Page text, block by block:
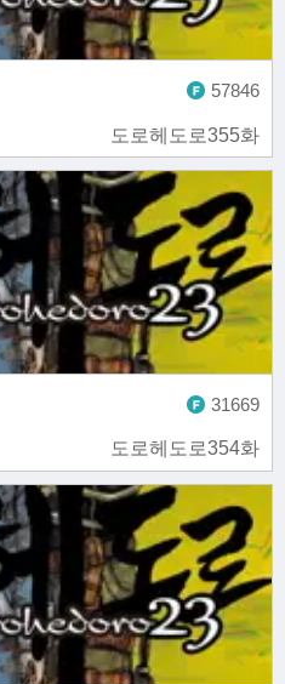
도로헤도로355화
57846
도로헤도로354화
31669